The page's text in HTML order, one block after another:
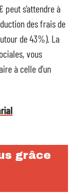
peut s’attendre à
des frais de
de 43%). La
vous
à celle d’un
grâce